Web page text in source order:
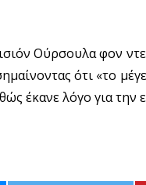
Ούρσουλα φον
ότι «τo
έκανε λόγο για